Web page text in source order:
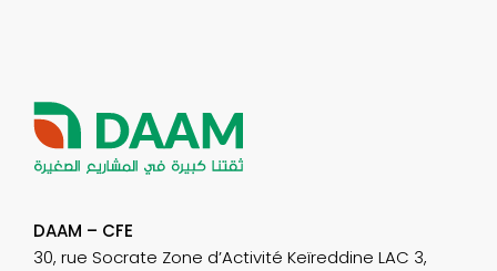
DAAM – CFE
30, rue Socrate Zone d’Activité Keïreddine LAC 3,